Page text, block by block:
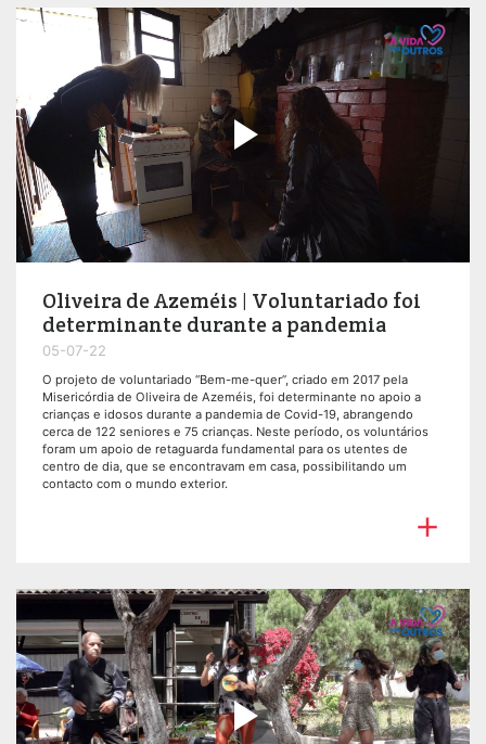

Oliveira de Azeméis | Voluntariado foi
determinante durante a pandemia
05-07-22
O projeto de voluntariado “Bem-me-quer”, criado em 2017 pela
Misericórdia de Oliveira de Azeméis, foi determinante no apoio a
crianças e idosos durante a pandemia de Covid-19, abrangendo
cerca de 122 seniores e 75 crianças. Neste período, os voluntários
foram um apoio de retaguarda fundamental para os utentes de
centro de dia, que se encontravam em casa, possibilitando um
contacto com o mundo exterior.

